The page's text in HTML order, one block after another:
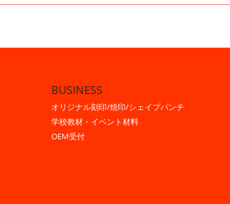
BUSINESS
オリジナル刻印/焼印/シェイプパンチ
学校教材・イベント材料
OEM受付